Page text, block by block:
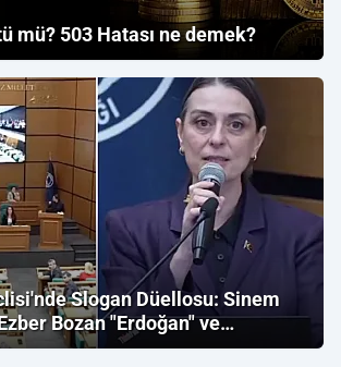
mü? 503 Hatası ne demek?
Slogan Düellosu: Sinem
Bozan "Erdoğan" ve